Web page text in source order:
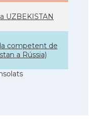
UZBEKISTAN
competent de
a Rússia)